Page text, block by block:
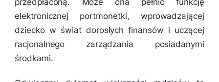
elektronicznej portmonetki, wprowadzającej
dziecko w świat dorosłych finansów i uczącej
racjonalnego zarządzania posiadanymi
środkami.